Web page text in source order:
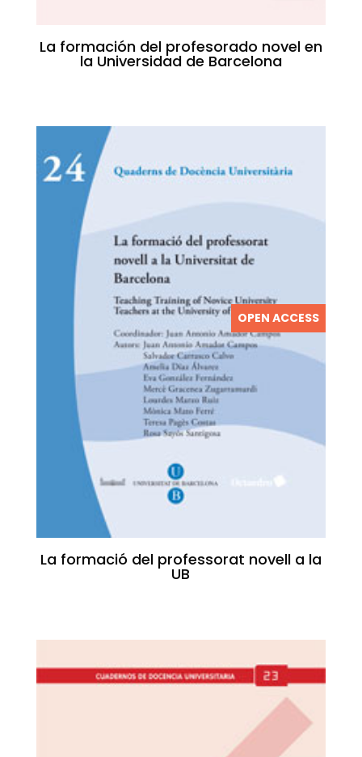
La formación del profesorado novel en
la Universidad de Barcelona
OPEN ACCESS
La formació del professorat novell a la
UB